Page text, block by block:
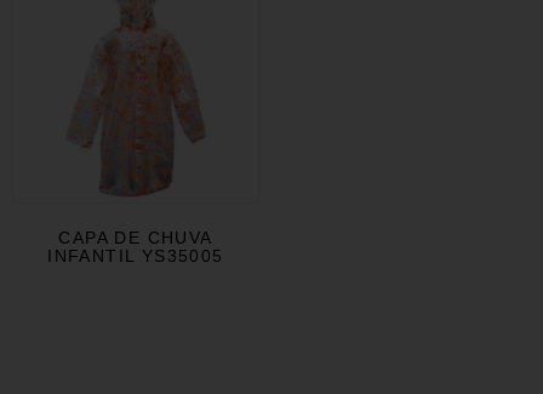
CAPA DE CHUVA
INFANTIL YS35005